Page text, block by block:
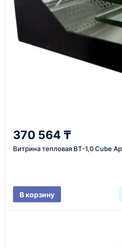
инструменты по номеру
или через онлайн-форму
доставка
средний срок доставки по
проверка товара перед
370 564 ₸
Витрина тепловая ВТ-1,0 Cube
В корзину